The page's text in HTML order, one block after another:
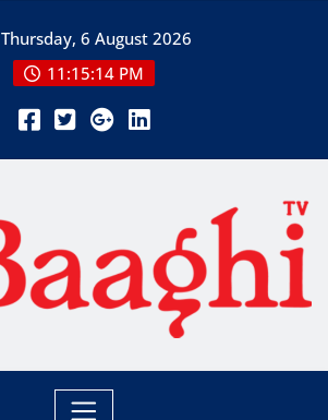
Thursday, 6 August 2026
11:15:15 PM